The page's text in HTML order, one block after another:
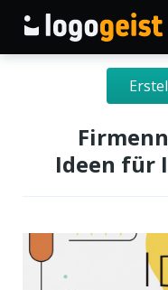
Logo Erstellen
KI Logo Generator
Logo Ideen
Ideen für